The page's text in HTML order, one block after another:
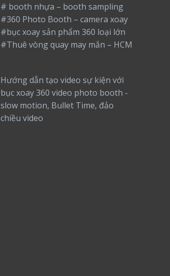
# booth nhựa – booth sampling
#360 Photo Booth – camera xoay
#bục xoay sản phẩm 360 loại lớn
#Thuê vòng quay may mắn – HCM
Hướng dẫn tạo video sự kiện với
bục xoay 360 video photo booth -
slow motion, Bullet Time, đảo
chiều video